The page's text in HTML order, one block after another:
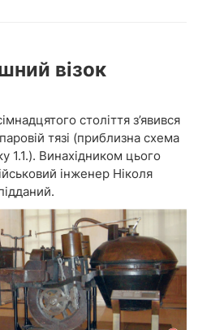
візок
століття з’явився
тязі (приблизна схема
1.1.). Винахідником цього
інженер Ніколя